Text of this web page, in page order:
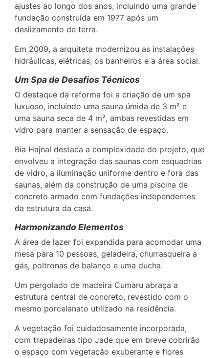
ajustes ao longo dos anos, incluindo uma grande
fundação construída em 1977 após um
deslizamento de terra.
Em 2009, a arquiteta modernizou as instalações
hidráulicas, elétricas, os banheiros e a área social.
Um Spa de Desafios Técnicos
O destaque da reforma foi a criação de um spa
luxuoso, incluindo uma sauna úmida de 3 m² e
uma sauna seca de 4 m², ambas revestidas em
vidro para manter a sensação de espaço.
Bia Hajnal destaca a complexidade do projeto, que
envolveu a integração das saunas com esquadrias
de vidro, a iluminação uniforme dentro e fora das
saunas, além da construção de uma piscina de
concreto armado com fundações independentes
da estrutura da casa.
Harmonizando Elementos
A área de lazer foi expandida para acomodar uma
mesa para 10 pessoas, geladeira, churrasqueira a
gás, poltronas de balanço e uma ducha.
Um pergolado de madeira Cumaru abraça a
estrutura central de concreto, revestido com o
mesmo porcelanato utilizado na residência.
A vegetação foi cuidadosamente incorporada,
com trepadeiras tipo Jade que em breve cobrirão
o espaço com vegetação exuberante e flores